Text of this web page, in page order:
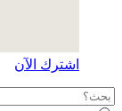
الآن